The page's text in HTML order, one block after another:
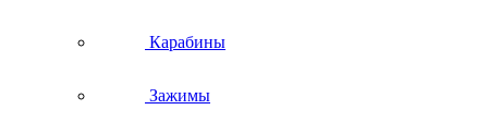
Карабины
Зажимы